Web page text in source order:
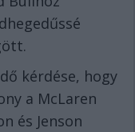
kérdése, hogy
a McLaren
és Jenson